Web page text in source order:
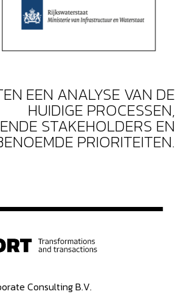
EEN ANALYSE VAN DE
HUIDIGE PROCESSEN,
STAKEHOLDERS EN
PRIORITEITEN.
Consulting B.V.